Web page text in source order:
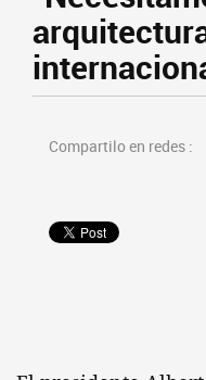
Compartilo en redes :